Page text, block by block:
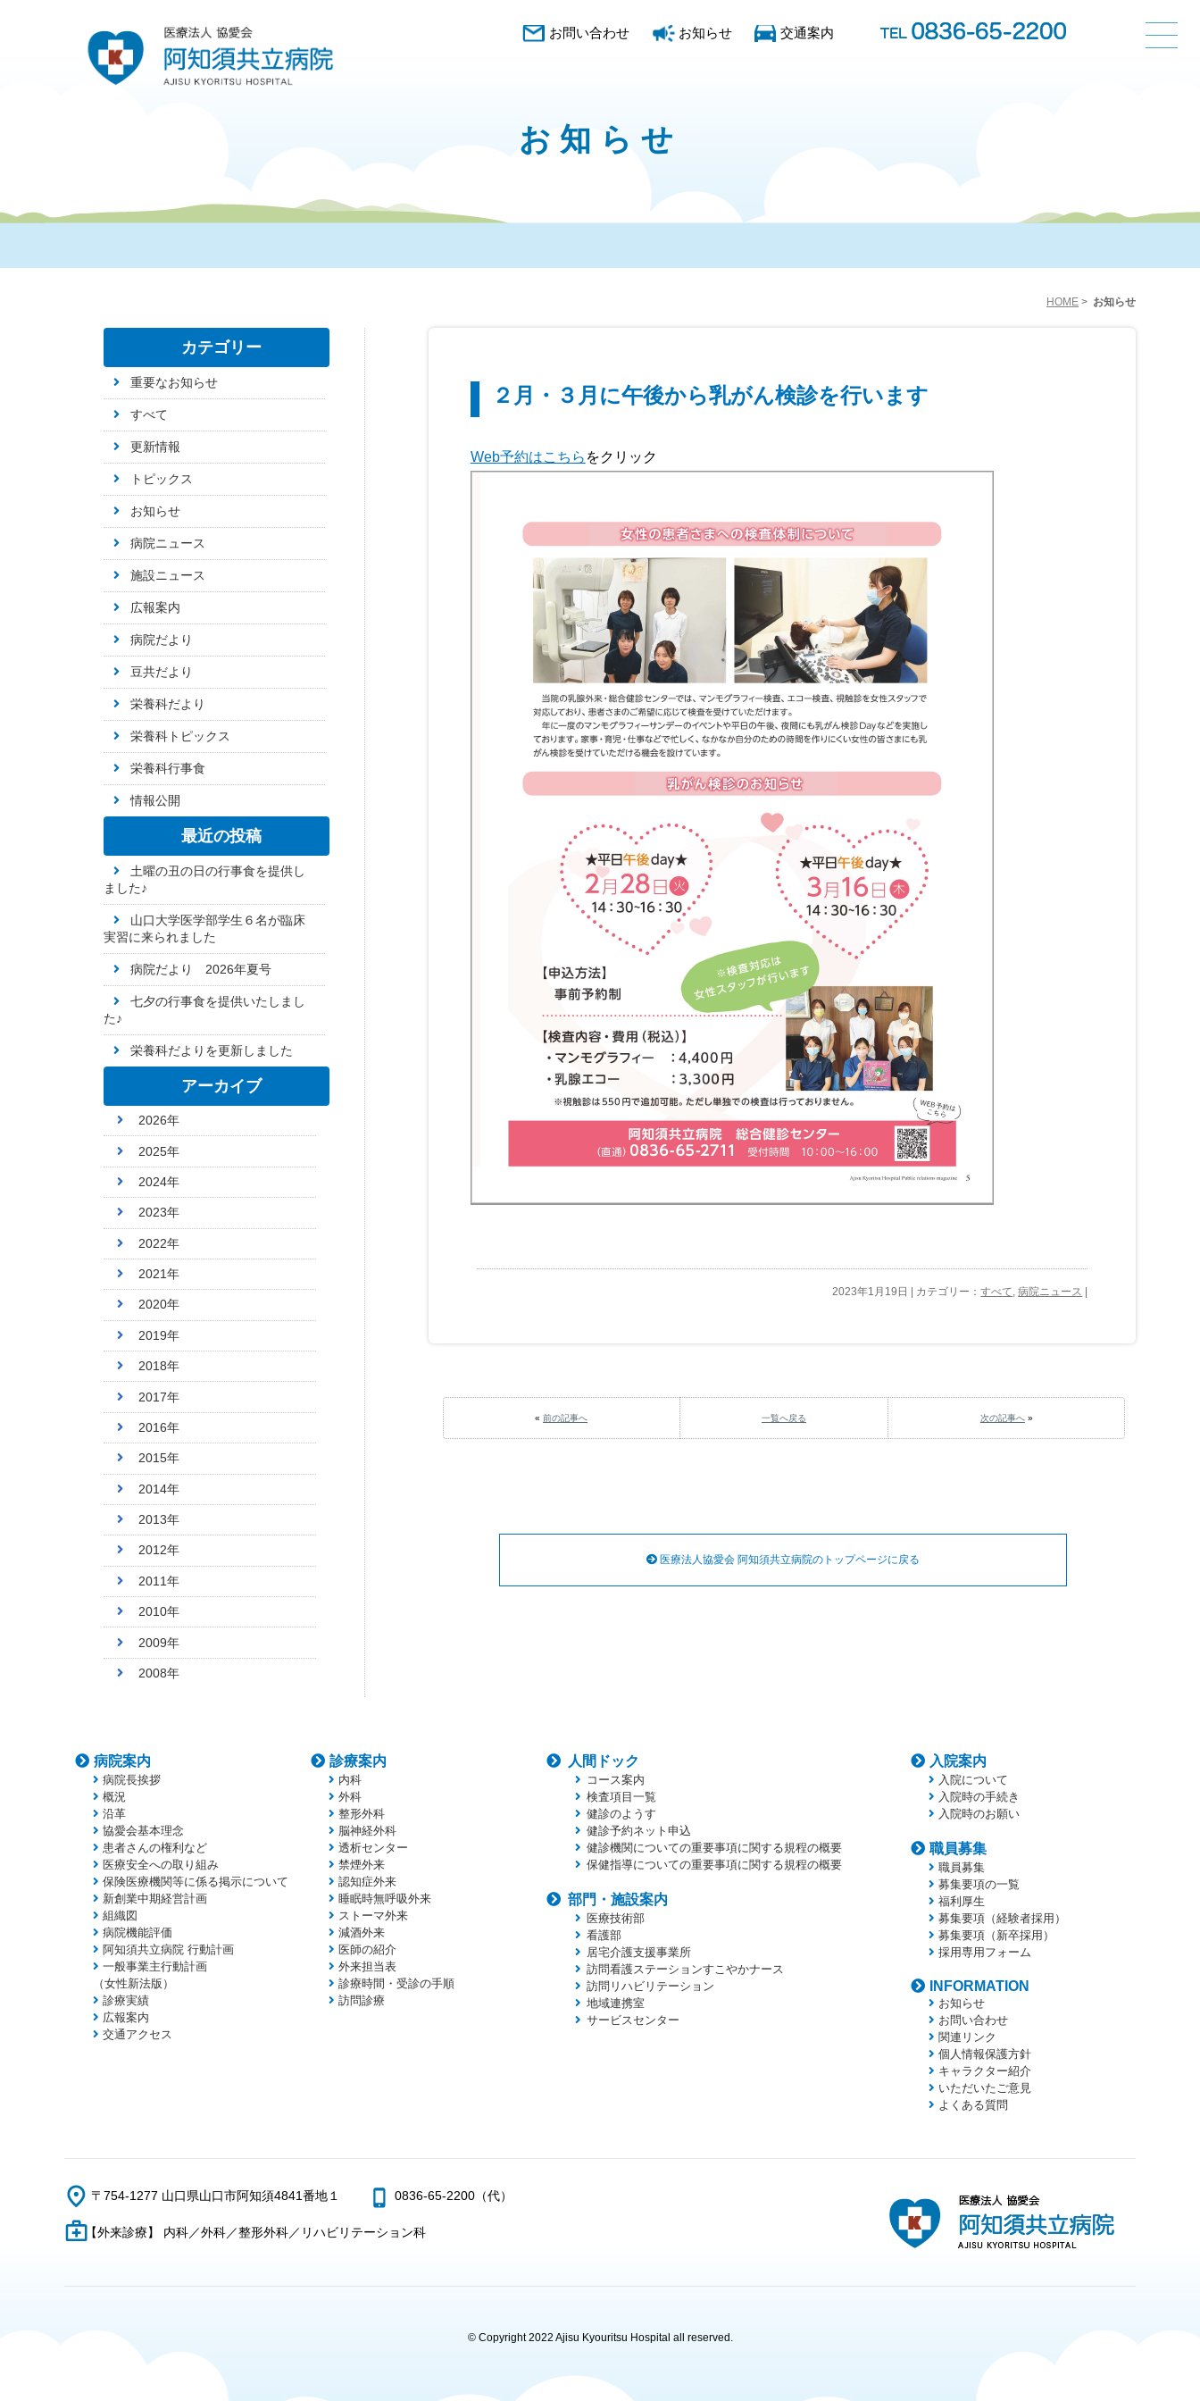
交通案内
お知らせ
お問い合わせ
お知らせ
HOME > お知らせ
２月・３月に午後から乳がん検診を行います
Web予約はこちら をクリック
2023年1月19日 | カテゴリー：すべて ,病院ニュース |
«前の記事へ 一覧へ戻る 次の記事へ»
医療法人協愛会 阿知須共立病院のトップページに戻る
カテゴリー
重要なお知らせ
すべて
更新情報
トピックス
お知らせ
病院ニュース
施設ニュース
広報案内
病院だより
豆共だより
栄養科だより
栄養科トピックス
栄養科行事食
情報公開
最近の投稿
土曜の丑の日の行事食を提供し
ました♪
山口大学医学部学生６名が臨床
実習に来られました
病院だより 2026年夏号
七夕の行事食を提供いたしまし
た♪
栄養科だよりを更新しました
アーカイブ
2026年
2025年
2024年
2023年
2022年
2021年
2020年
2019年
2018年
2017年
2016年
2015年
2014年
2013年
2012年
2011年
2010年
2009年
2008年
病院案内
病院長挨拶
概況
沿革
協愛会基本理念
患者さんの権利など
医療安全への取り組み
保険医療機関等に係る掲示について
新創業中期経営計画
組織図
病院機能評価
阿知須共立病院 行動計画
一般事業主行動計画
（女性新法版）
診療実績
広報案内
交通アクセス
診療案内
内科
外科
整形外科
脳神経外科
透析センター
禁煙外来
認知症外来
睡眠時無呼吸外来
ストーマ外来
減酒外来
医師の紹介
外来担当表
診療時間・受診の手順
訪問診療
人間ドック
コース案内
検査項目一覧
健診のようす
健診予約ネット申込
健診機関についての重要事項に関する規程の概要
保健指導についての重要事項に関する規程の概要
部門・施設案内
医療技術部
看護部
居宅介護支援事業所
訪問看護ステーションすこやかナース
訪問リハビリテーション
地域連携室
サービスセンター
入院案内
入院について
入院時の手続き
入院時のお願い
職員募集
職員募集
募集要項の一覧
福利厚生
募集要項（経験者採用）
募集要項（新卒採用）
採用専用フォーム
INFORMATION
お知らせ
お問い合わせ
関連リンク
個人情報保護方針
キャラクター紹介
いただいたご意見
よくある質問
〒754-1277 山口県山口市阿知須4841番地１ 0836-65-2200（代）
【外来診療】 内科／外科／整形外科／リハビリテーション科
© Copyright 2022 Ajisu Kyouritsu Hospital all reserved.